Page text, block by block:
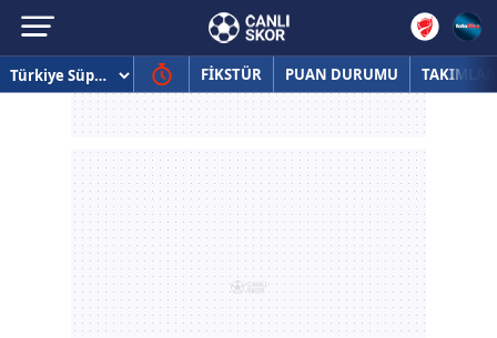
FİKSTÜR PUAN DURUMU TAKIMLAR